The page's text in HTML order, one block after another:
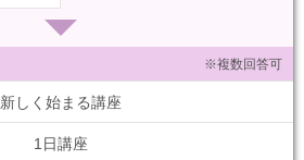
※複数回答可
新しく始まる講座
1日講座